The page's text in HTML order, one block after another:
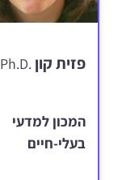
פזית קון Ph.D.
המכון למדעי
בעלי-חיים